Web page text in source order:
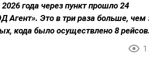
года через пункт прошло 24
Агент». Это в три раза больше, чем
кода было осуществлено 8